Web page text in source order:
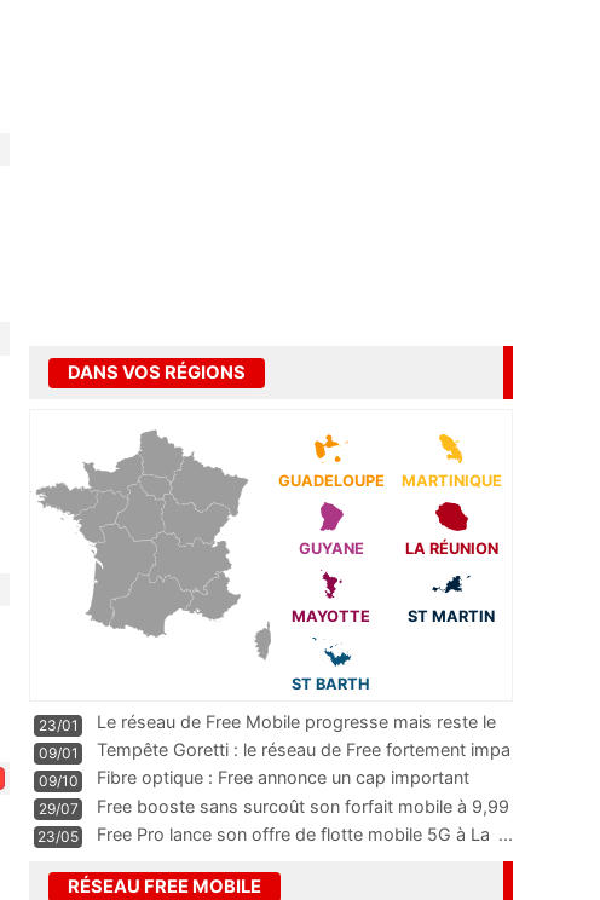
DANS VOS RÉGIONS
GUADELOUPE MARTINIQUE
GUYANE LA RÉUNION
MAYOTTE ST MARTIN
ST BARTH
23/01
Le réseau de Free Mobile progresse mais reste le
m
...
09/01
Tempête Goretti : le réseau de Free fortement impa
09/10
Fibre optique : Free annonce un cap important
pass
...
29/07
Free booste sans surcoût son forfait mobile à 9,99
23/05 Free Pro lance son offre de flotte mobile 5G à La ...
RÉSEAU FREE MOBILE